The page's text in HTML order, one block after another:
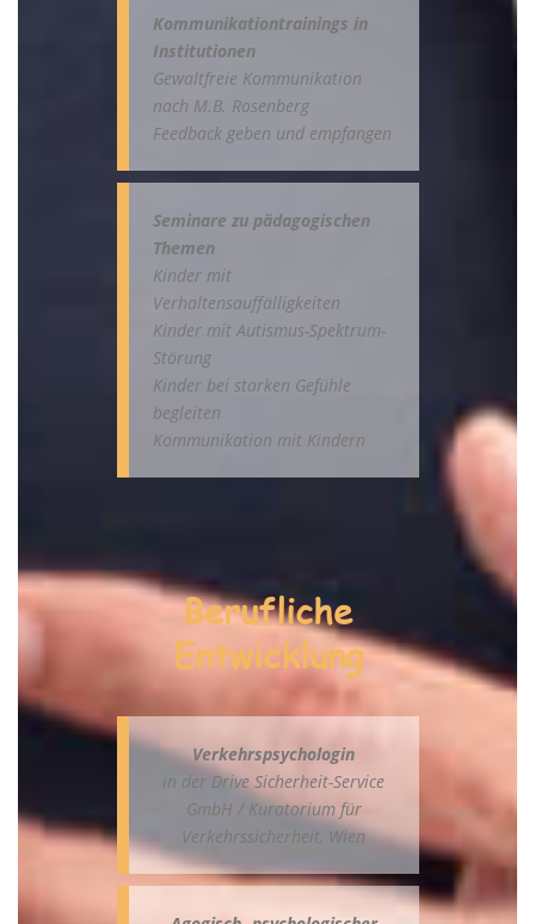
Kommunikationtrainings in
Institutionen
Gewaltfreie Kommunikation
nach M.B. Rosenberg
Feedback geben und empfangen
Seminare zu pädagogischen
Themen
Kinder mit
Verhaltensauffälligkeiten
Kinder mit Autismus-Spektrum-
Störung
Kinder bei starken Gefühle
begleiten
Kommunikation mit Kindern
Berufliche
Entwicklung
Verkehrspsychologin
in der Drive Sicherheit-Service
GmbH / Kuratorium für
Verkehrssicherheit, Wien